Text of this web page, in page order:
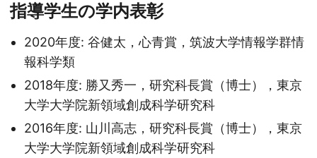
指導学生の学内表彰
2020年度: 谷健太，心青賞，筑波大学情報学群情
報科学類
2018年度: 勝又秀一，研究科長賞（博士），東京
大学大学院新領域創成科学研究科
2016年度: 山川高志，研究科長賞（博士），東京
大学大学院新領域創成科学研究科